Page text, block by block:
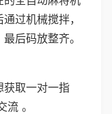
过机械搅拌，
后码放整齐。
获取一对一指
。